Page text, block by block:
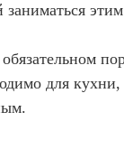
заниматься
для